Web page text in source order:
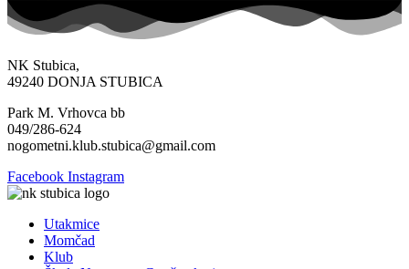
NK Stubica,
49240 DONJA STUBICA
Park M. Vrhovca bb
049/286-624
nogometni.klub.stubica@gmail.com
Facebook Instagram
Menu
Utakmice
Momčad
Klub